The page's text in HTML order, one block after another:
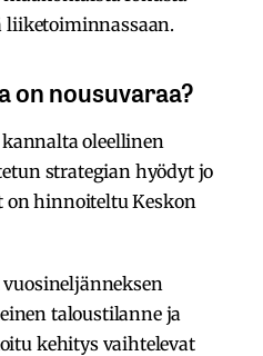
liiketoiminnassaan.
on nousuvaraa?
oleellinen
strategian hyödyt jo
on hinnoiteltu Keskon
taloustilanne ja
kehitys vaihtelevat